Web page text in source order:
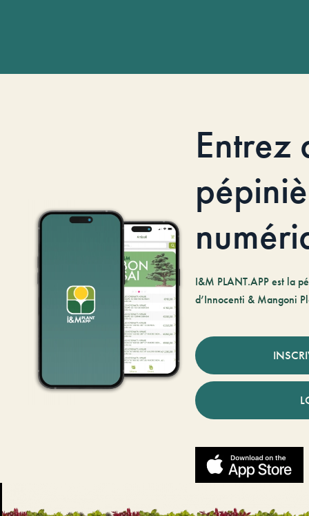
Entrez
I&M PLANT.APP est la
d’Innocenti & Mangoni